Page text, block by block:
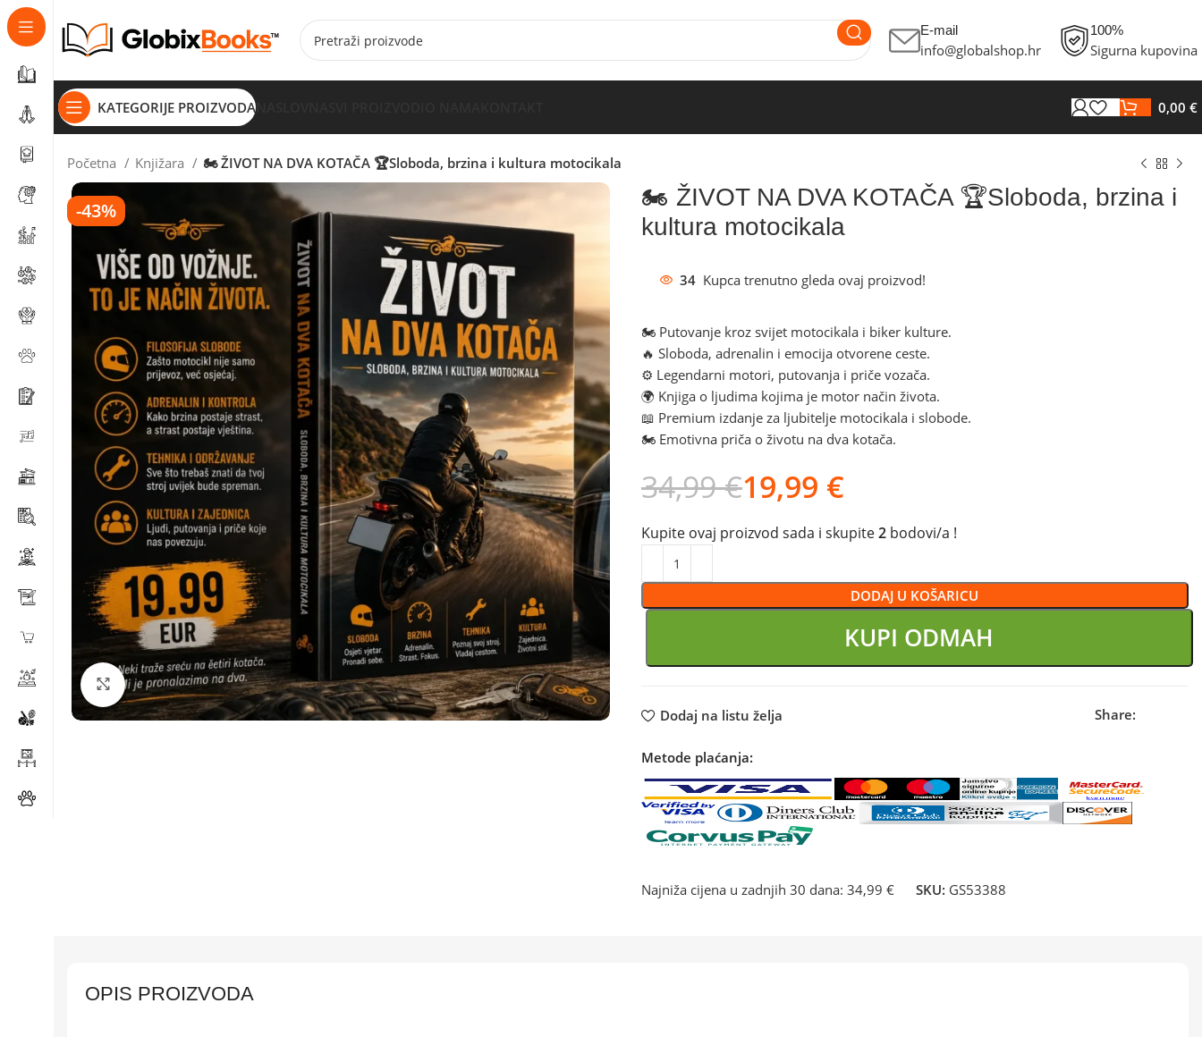
E-mail
info@globalshop.hr
100%
Sigurna kupovina
KATEGORIJE PROIZVODA 0,00 €
Početna Knjižara 🏍️ ŽIVOT NA DVA KOTAČA 🏆Sloboda, brzina i kultura motocikala
-43%
Klikni za povećanje
🏍️ ŽIVOT NA DVA KOTAČA 🏆Sloboda, brzina i
kultura motocikala
34 Kupca trenutno gleda ovaj proizvod!
🏍️ Putovanje kroz svijet motocikala i biker kulture.
🔥 Sloboda, adrenalin i emocija otvorene ceste.
⚙️ Legendarni motori, putovanja i priče vozača.
🌍 Knjiga o ljudima kojima je motor način života.
📖 Premium izdanje za ljubitelje motocikala i slobode.
🏍️ Emotivna priča o životu na dva kotača.
34,99€19,99 €
Kupite ovaj proizvod sada i skupite2bodovi/a !
DODAJ U KOŠARICU
KUPI ODMAH
Dodaj na listu želja Share:
Metode plaćanja:
Najniža cijena u zadnjih 30 dana: 34,99 € SKU: GS53388
OPIS PROIZVODA